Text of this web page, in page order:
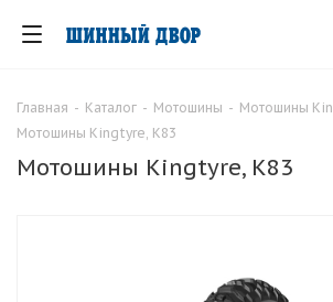
Главная - Каталог - Мотошины - Мотошины
Мотошины Kingtyre, K83
Мотошины Kingtyre, K83